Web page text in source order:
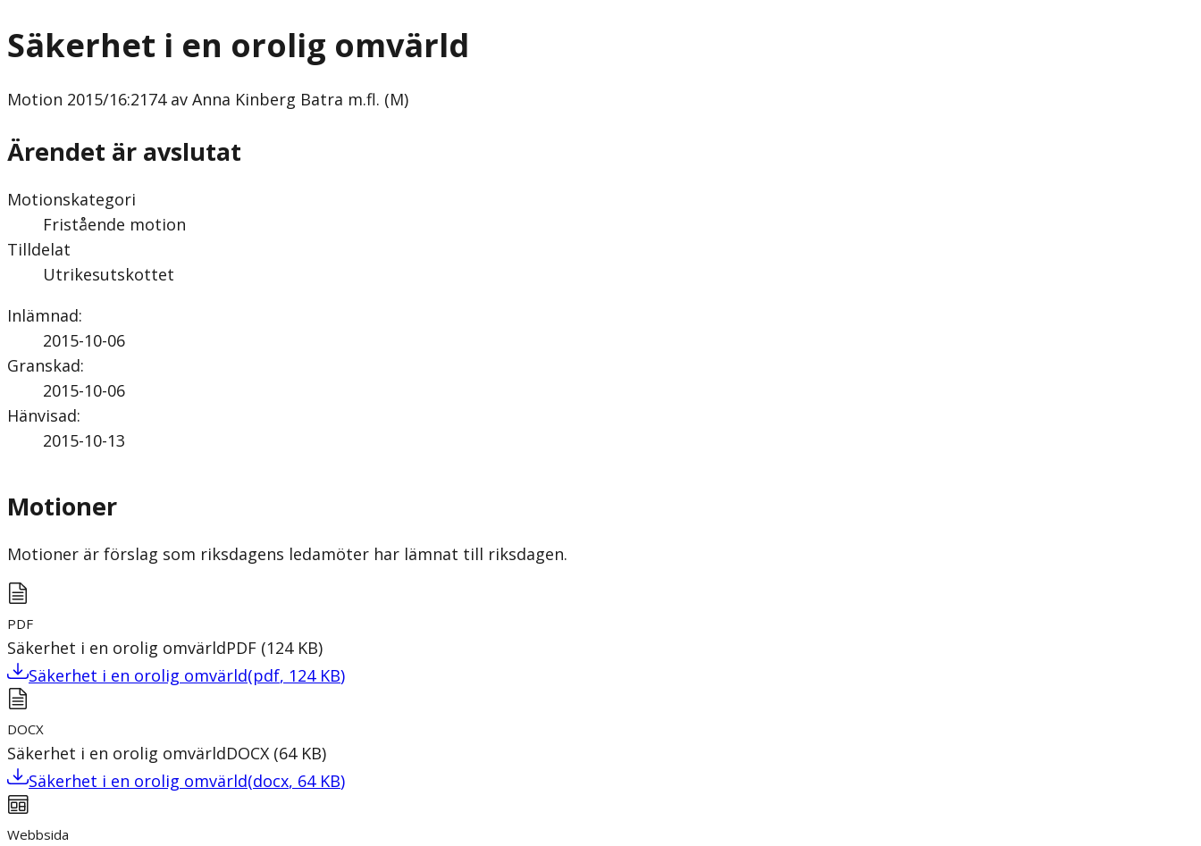
Säkerhet i en orolig omvärld
Motion 2015/16:2174 av Anna Kinberg Batra m.fl. (M)
Ärendet är avslutat
Motionskategori
Fristående motion
Tilldelat
Utrikesutskottet
Inlämnad:
2015-10-06
Granskad:
2015-10-06
Hänvisad:
2015-10-13
Motioner
Motioner är förslag som riksdagens ledamöter har lämnat till riksdagen.
PDF
Säkerhet i en orolig omvärldPDF (124 KB)
Säkerhet i en orolig omvärld(pdf, 124 KB)
DOCX
Säkerhet i en orolig omvärldDOCX (64 KB)
Säkerhet i en orolig omvärld(docx, 64 KB)
Webbsida